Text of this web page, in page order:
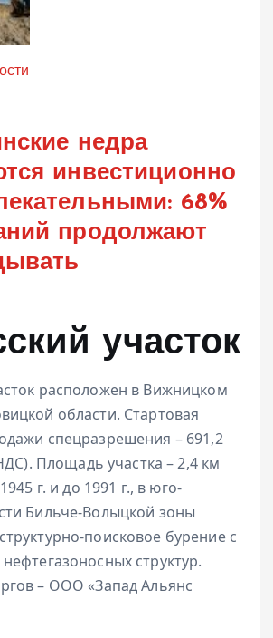
недра
инвестиционно
68%
продолжают
участок
расположен в Вижницком
области. Стартовая
спецразрешения – 691,2
Площадь участка – 2,4 км
г. и до 1991 г., в юго-
Бильче-Волыцкой зоны
поисковое бурение с
структур.
– ООО «Запад Альянс